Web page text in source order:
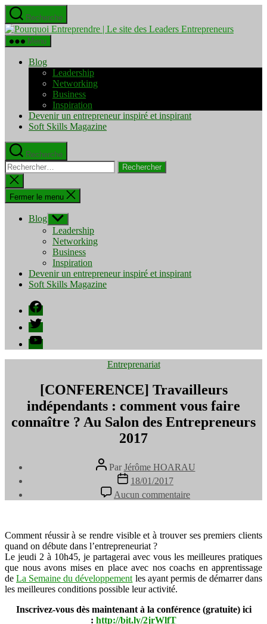
Aller
au
contenu
Recherche
Pourquoi
Menu
Blog
Leadership
Networking
Business
Inspiration
Devenir un entrepreneur inspiré et inspirant
Soft Skills Magazine
Recherche
Rechercher :
Fermer
la
recherche
Fermer le menu
Blog Afficher
le
sous-
menu
Leadership
Networking
Business
Inspiration
Devenir un entrepreneur inspiré et inspirant
Soft Skills Magazine
Facebook
Twitter
YouTube
Catégories
Entreprenariat
[CONFERENCE] Travailleurs
indépendants : comment vous faire
connaître ? Au Salon des Entrepreneurs
2017
Auteur
de
l’article
Par Jérôme HOARAU
Date
l’article
18/01/2017
Aucun commentaire
[CONFERENCE]
:
vous
faire
connaître
Salon
Comment réussir à se rendre visible et à trouver ses premiers clients
quand on débute dans l’entrepreneuriat ?
Le jeudi 2 à 10h45, je partagerai avec vous les meilleures pratiques
que nous avons mises en place avec nos coachs en apprentissage
deLa Semaine du développement les ayant permis de démarrer dans
les meilleures conditions possible leur activité.
Inscrivez-vous dès maintenant à la conférence (gratuite) ici
: http://bit.ly/2jrWlfT